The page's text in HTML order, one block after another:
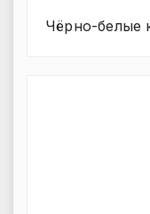
Чёрно-белые